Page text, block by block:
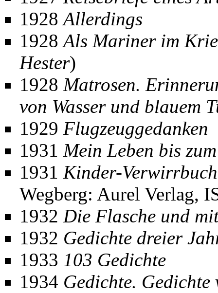
1928Allerdings
1928Als Mariner im
Hester)
1928 Matrosen.
von Wasser und blauem
1929 Flugzeuggedanken
1931 Mein Leben bis
1931 Kinder-Verwirrbuch
Wegberg: Aurel Verlag,
1932 Die Flasche und
1932 Gedichte dreier
1933 103 Gedichte
1934 Gedichte. Gedichte